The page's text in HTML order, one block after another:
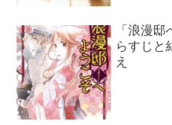
「浪漫
らすじ
え